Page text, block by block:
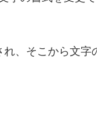
、そこから文字